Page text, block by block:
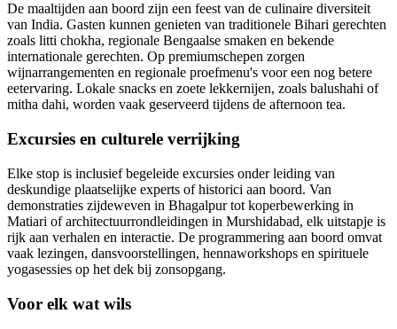
De maaltijden aan boord zijn een feest van de culinaire diversiteit
van India. Gasten kunnen genieten van traditionele Bihari gerechten
zoals litti chokha, regionale Bengaalse smaken en bekende
internationale gerechten. Op premiumschepen zorgen
wijnarrangementen en regionale proefmenu's voor een nog betere
eetervaring. Lokale snacks en zoete lekkernijen, zoals balushahi of
mitha dahi, worden vaak geserveerd tijdens de afternoon tea.
Excursies en culturele verrijking
Elke stop is inclusief begeleide excursies onder leiding van
deskundige plaatselijke experts of historici aan boord. Van
demonstraties zijdeweven in Bhagalpur tot koperbewerking in
Matiari of architectuurrondleidingen in Murshidabad, elk uitstapje is
rijk aan verhalen en interactie. De programmering aan boord omvat
vaak lezingen, dansvoorstellingen, hennaworkshops en spirituele
yogasessies op het dek bij zonsopgang.
Voor elk wat wils